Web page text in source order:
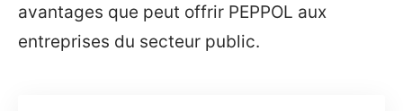
avantages que peut offrir PEPPOL aux
entreprises du secteur public.